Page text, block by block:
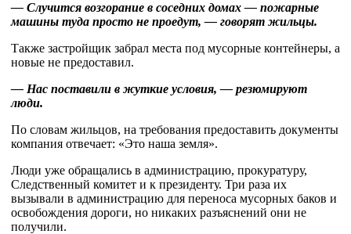
— Случится возгорание в соседних домах — пожарные
машины туда просто не проедут, — говорят жильцы.
Также застройщик забрал места под мусорные контейнеры, а
новые не предоставил.
— Нас поставили в жуткие условия, — резюмируют
люди.
По словам жильцов, на требования предоставить документы
компания отвечает: «Это наша земля».
Люди уже обращались в администрацию, прокуратуру,
Следственный комитет и к президенту. Три раза их
вызывали в администрацию для переноса мусорных баков и
освобождения дороги, но никаких разъяснений они не
получили.